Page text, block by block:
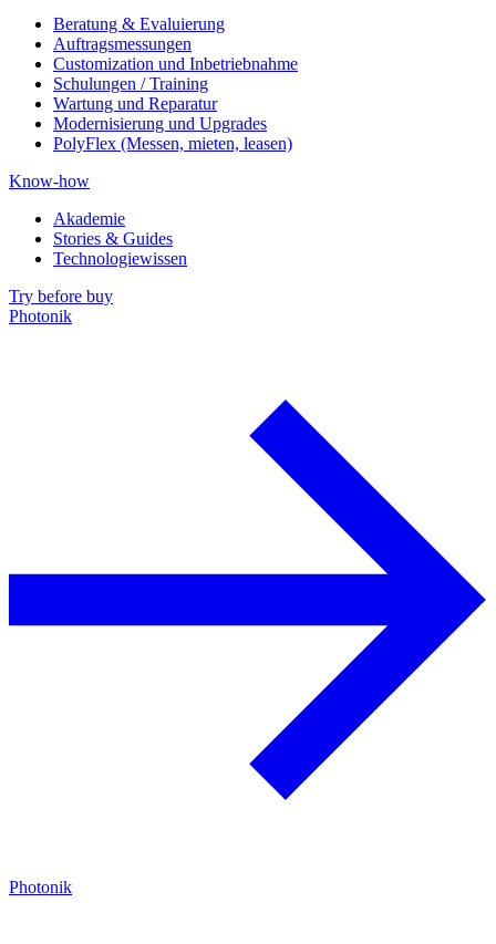
Beratung & Evaluierung
Auftragsmessungen
Customization und Inbetriebnahme
Schulungen / Training
Wartung und Reparatur
Modernisierung und Upgrades
PolyFlex (Messen, mieten, leasen)
Know-how
Akademie
Stories & Guides
Technologiewissen
Try before buy
Photonik
Photonik